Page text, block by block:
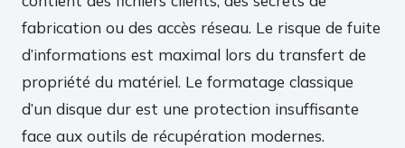
fabrication ou des accès réseau. Le risque de fuite
d’informations est maximal lors du transfert de
propriété du matériel. Le formatage classique
d’un disque dur est une protection insuffisante
face aux outils de récupération modernes.